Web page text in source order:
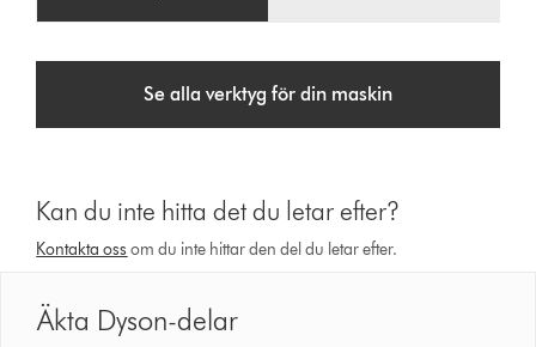
Se alla verktyg för din maskin
Kan du inte hitta det du letar efter?
Kontakta oss om du inte hittar den del du letar efter.
Äkta Dyson-delar